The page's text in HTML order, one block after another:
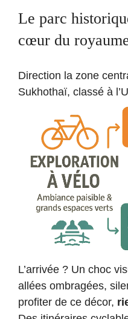
Le parc
cœur du
Direction la zone
Sukhothaï, classé à
L’arrivée ? Un choc
allées ombragées,
profiter de ce décor,